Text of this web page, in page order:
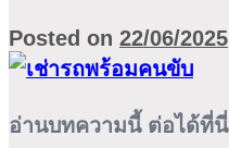
Posted on 22/06/2025
อ่านบทความนี้ ต่อได้ที่นี่